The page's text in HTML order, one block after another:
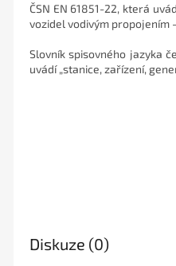
ČSN EN 61851-22, která
vozidel vodivým propojením
Slovník spisovného jazyka
uvádí „stanice, zařízení,
Diskuze (0)